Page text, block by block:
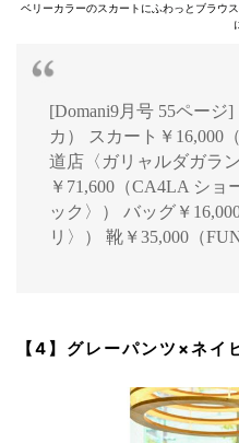
ベリーカラーのスカートにふわっとブラウ
[Domani9月号 55ページ
カ） スカート￥16,000
道店〈ガリャルダガラ
￥71,600（CA4LA ショ
ック〉） バッグ￥
リ〉） 靴￥35,000（
【4】グレーパンツ×ネイ